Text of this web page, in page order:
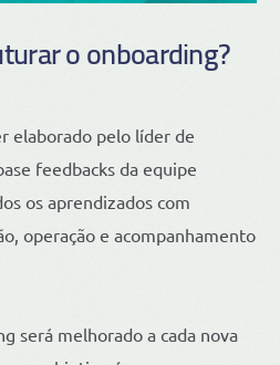
o onboarding?
elaborado pelo líder de
feedbacks da equipe
os aprendizados com
operação e acompanhamento
será melhorado a cada nova